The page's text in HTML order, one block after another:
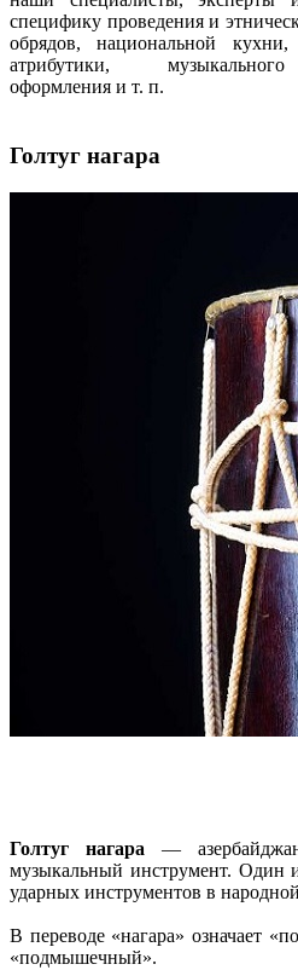
специфику проведения и
обрядов, национальной
атрибутики, музыкального
оформления и т. п.
Голтуг нагара
Голтуг нагара —
музыкальный инструмент. Один
ударных инструментов в
В переводе «нагара» означает
«подмышечный».